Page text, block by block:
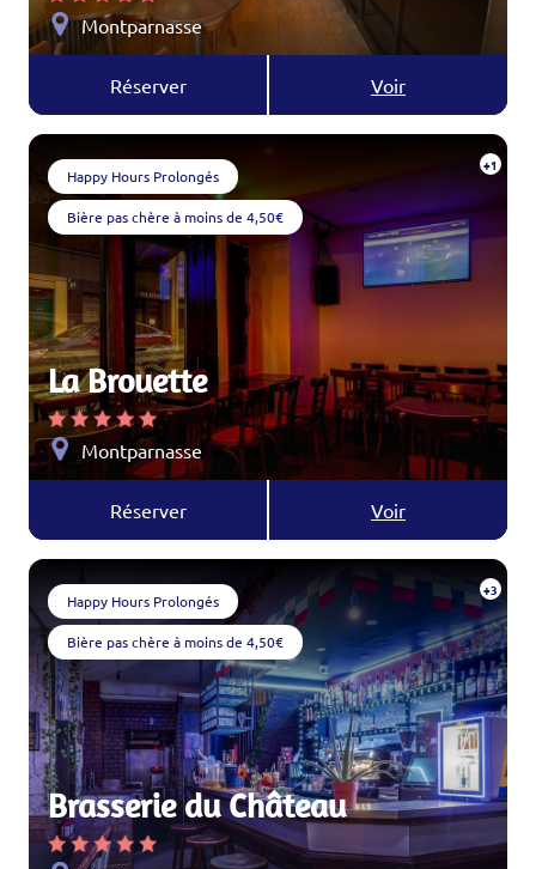
Montparnasse
Réserver Voir
Happy Hours Prolongés
Bière pas chère à moins de 4,50€
+1
La Brouette
Montparnasse
Réserver Voir
Happy Hours Prolongés
Bière pas chère à moins de 4,50€
+3
Brasserie du Château